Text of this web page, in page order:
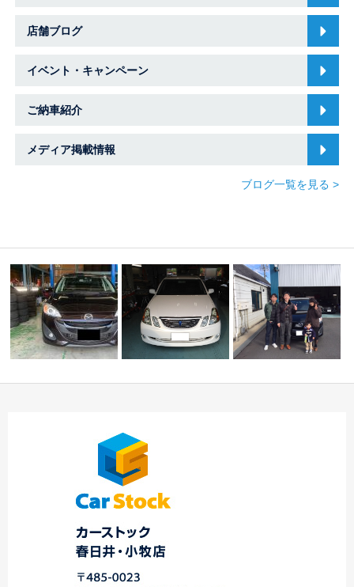
店舗ブログ
イベント・キャンペーン
ご納車紹介
メディア掲載情報
ブログ一覧を見る >
リット御納車！！★…